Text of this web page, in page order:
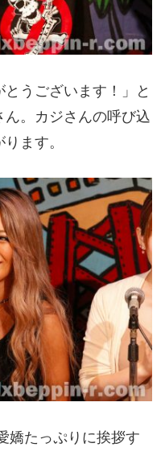
うございます！」と
。カジさんの呼び込
ます。
嬌たっぷりに挨拶す